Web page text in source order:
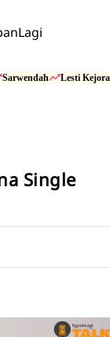
Sarwendah Lesti Kejora
Single